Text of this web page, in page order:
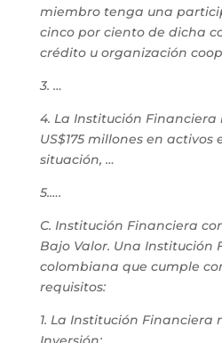
miembro tenga una
cinco por ciento de dicha
crédito u organización
3. …
4. La Institución Financiera
US$175 millones en activos
situación, …
5.….
C. Institución Financiera
Bajo Valor. Una Institución
colombiana que cumple
requisitos:
1. La Institución Financiera